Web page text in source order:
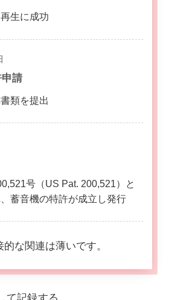
生に成功
請
類を提出
号（US Pat. 200,521）と
蓄音機の特許が成立し発行
な関連は薄いです。